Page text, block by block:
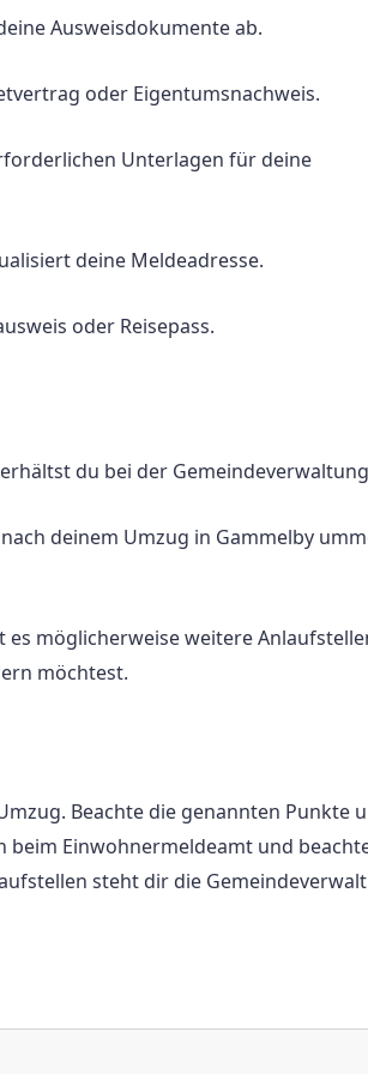
Ausweisdokumente ab.
oder Eigentumsnachweis.
Unterlagen für deine
deine Meldeadresse.
oder Reisepass.
du bei der
deinem Umzug in Gammelby
möglicherweise weitere
möchtest.
Beachte die genannten Punkte
Einwohnermeldeamt und
steht dir die